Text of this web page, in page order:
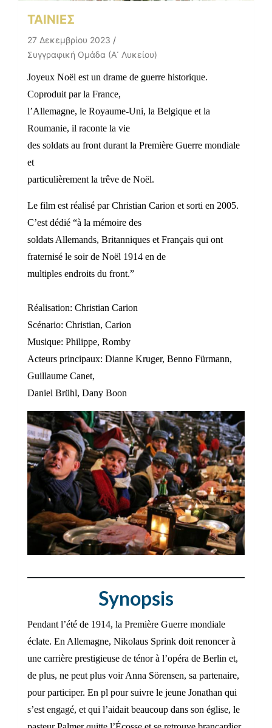
ΤΑΙΝΙΕΣ
27 Δεκεμβρίου 2023
Συγγραφική Ομάδα (Α᾽ Λυκείου)
Joyeux Noël est un drame de guerre historique.
Coproduit par la France,
l’Allemagne, le Royaume-Uni, la Belgique et la
Roumanie, il raconte la vie
des soldats au front durant la Première Guerre mondiale
et
particulièrement la trêve de Noël.
Le film est réalisé par Christian Carion et sorti en 2005.
C’est dédié “à la mémoire des
soldats Allemands, Britanniques et Français qui ont
fraternisé le soir de Noël 1914 en de
multiples endroits du front.”
Réalisation: Christian Carion
Scénario: Christian, Carion
Musique: Philippe, Romby
Acteurs principaux: Dianne Kruger, Benno Fürmann,
Guillaume Canet,
Daniel Brühl, Dany Boon
Synopsis
Pendant l’été de 1914, la Première Guerre mondiale
éclate. En Allemagne, Nikolaus Sprink doit renoncer à
une carrière prestigieuse de ténor à l’opéra de Berlin et,
de plus, ne peut plus voir Anna Sörensen, sa partenaire,
pour participer. En pl pour suivre le jeune Jonathan qui
s’est engagé, et qui l’aidait beaucoup dans son église, le